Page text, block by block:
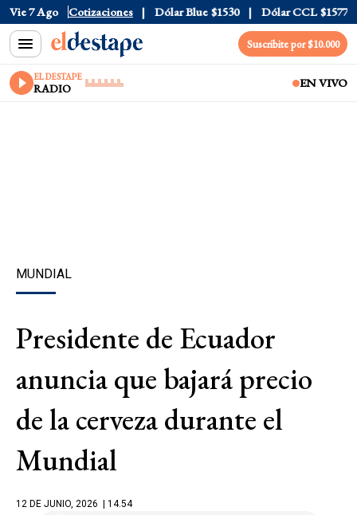
Vie 7 Ago Cotizaciones
Dólar Tarjeta $1976 Dólar Blue $1530 Dólar CCL $1577.3
Suscribite por $10.000
EL DESTAPE
RADIO EN VIVO
MUNDIAL
Presidente de Ecuador
anuncia que bajará precio
de la cerveza durante el
Mundial
12 DE JUNIO, 2026 | 14.54